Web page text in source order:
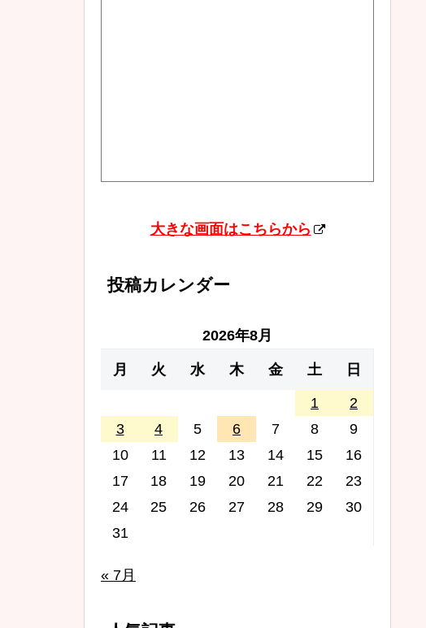
大きな画面はこちらから
投稿カレンダー
2026年8月
月 火 水 木 金 土 日
1
2
3
4 5 6 7 8
9
10
11 12 13 14 15
16
17
18 19 20 21 22
23
24
25 26 27 28 29
30
31
« 7月